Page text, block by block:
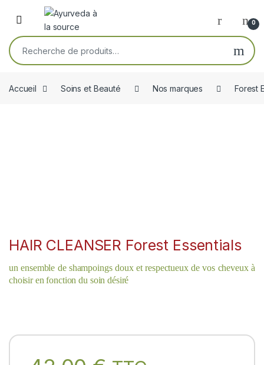
Skip to navigation
Skip to content
Open 0
Recherche pour :
Accueil Soins et Beauté Nos marques Forest
HAIR CLEANSER Forest Essentials
un ensemble de shampoings doux et respectueux de vos cheveux à
choisir en fonction du soin désiré